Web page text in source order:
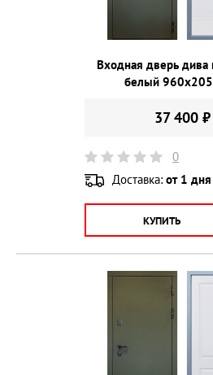
Входная дверь
белый
37 400 ₽
0
Доставка: от 1 дня
КУПИТЬ